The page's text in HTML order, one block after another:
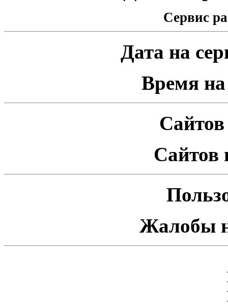
Сервис
Дата на
Время на
Сайтов
Жалобы